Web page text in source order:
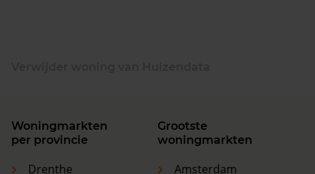
Woningmarkten
per provincie
Drenthe
Grootste
woningmarkten
Amsterdam